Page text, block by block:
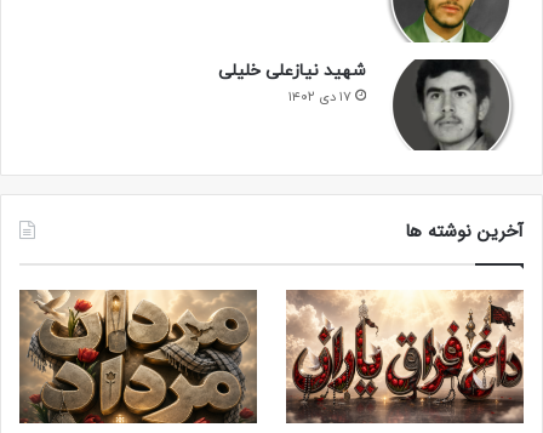
خاطرات
گزارش یادواره مجازی شهید حسن یداللهی
زیارت مجازی مزار شهید “حسن یداللهی”
روایتِ یک شهید به زبان شهیدی دیگر
شهید نیازعلی خلیلی
۱۷ دی ۱۴۰۲
آخرین نوشته ها